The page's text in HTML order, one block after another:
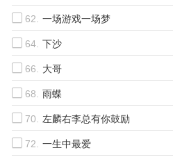
62. 一场游戏一场梦
64. 下沙
66. 大哥
68. 雨蝶
70.
左麟右李总有你鼓励
72.
一生中最爱